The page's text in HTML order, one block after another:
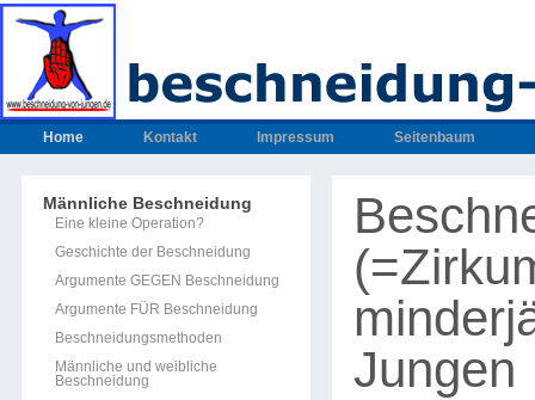
Home Kontakt Impressum Seitenbaum
Männliche Beschneidung
Eine kleine Operation?
Geschichte der Beschneidung
Argumente GEGEN Beschneidung
Argumente FÜR Beschneidung
Beschneidungsmethoden
Männliche und weibliche
Beschneidung
Jungen